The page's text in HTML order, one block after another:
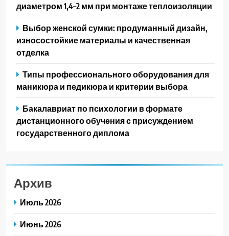
диаметром 1,4–2 мм при монтаже теплоизоляции
Выбор женской сумки: продуманный дизайн,
износостойкие материалы и качественная
отделка
Типы профессионального оборудования для
маникюра и педикюра и критерии выбора
Бакалавриат по психологии в формате
дистанционного обучения с присуждением
государственного диплома
Архив
Июль 2026
Июнь 2026